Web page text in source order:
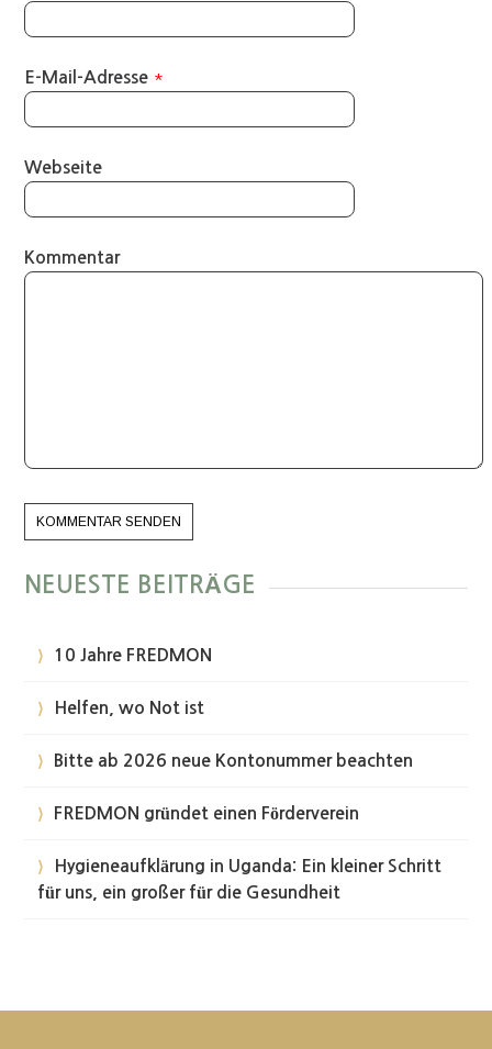
E-Mail-Adresse *
Webseite
Kommentar
NEUESTE BEITRÄGE
10 Jahre FREDMON
Helfen, wo Not ist
Bitte ab 2026 neue Kontonummer beachten
FREDMON gründet einen Förderverein
Hygieneaufklärung in Uganda: Ein kleiner Schritt
für uns, ein großer für die Gesundheit